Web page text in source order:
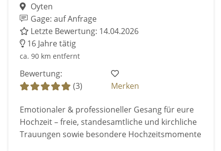
Oyten
Gage: auf Anfrage
Letzte Bewertung: 14.04.2026
16 Jahre tätig
ca. 90 km entfernt
Bewertung:
(3)
Merken
Emotionaler & professioneller Gesang für eure
Hochzeit – freie, standesamtliche und kirchliche
Trauungen sowie besondere Hochzeitsmomente